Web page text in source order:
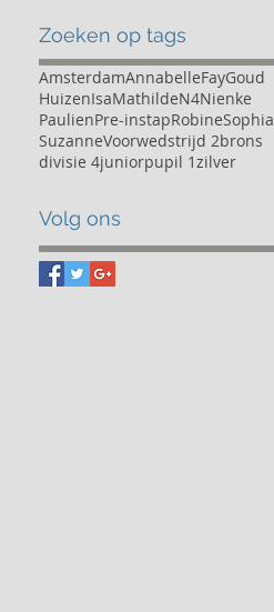
Zoeken op tags
AmsterdamAnnabelleFayGoud
HuizenIsaMathildeN4Nienke
PaulienPre-instapRobineSophia
SuzanneVoorwedstrijd 2brons
divisie 4juniorpupil 1zilver
Volg ons